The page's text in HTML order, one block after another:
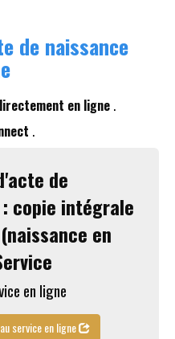
de naissance
en ligne .
.
de
copie intégrale
en
en ligne
service en ligne